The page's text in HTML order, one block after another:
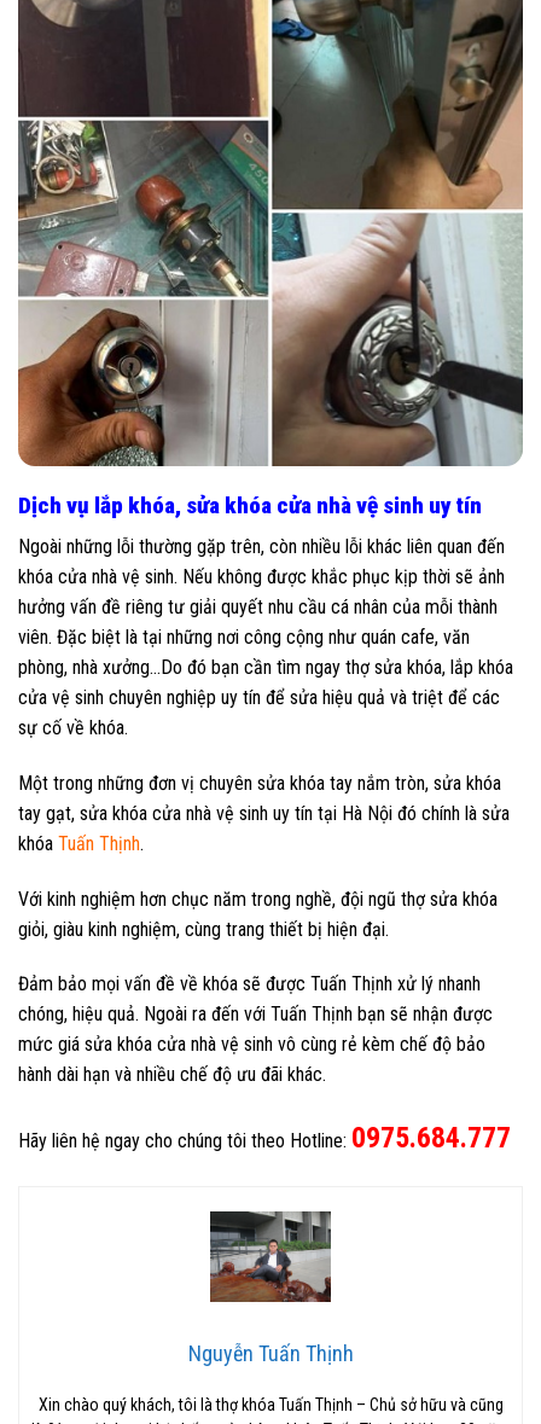
Dịch vụ lắp khóa, sửa khóa cửa nhà vệ sinh uy tín
Ngoài những lỗi thường gặp trên, còn nhiều lỗi khác liên quan đến
khóa cửa nhà vệ sinh. Nếu không được khắc phục kịp thời sẽ ảnh
hưởng vấn đề riêng tư giải quyết nhu cầu cá nhân của mỗi thành
viên. Đặc biệt là tại những nơi công cộng như quán cafe, văn
phòng, nhà xưởng…Do đó bạn cần tìm ngay thợ sửa khóa, lắp khóa
cửa vệ sinh chuyên nghiệp uy tín để sửa hiệu quả và triệt để các
sự cố về khóa.
Một trong những đơn vị chuyên sửa khóa tay nắm tròn, sửa khóa
tay gạt, sửa khóa cửa nhà vệ sinh uy tín tại Hà Nội đó chính là sửa
khóa Tuấn Thịnh.
Với kinh nghiệm hơn chục năm trong nghề, đội ngũ thợ sửa khóa
giỏi, giàu kinh nghiệm, cùng trang thiết bị hiện đại.
Đảm bảo mọi vấn đề về khóa sẽ được Tuấn Thịnh xử lý nhanh
chóng, hiệu quả. Ngoài ra đến với Tuấn Thịnh bạn sẽ nhận được
mức giá sửa khóa cửa nhà vệ sinh vô cùng rẻ kèm chế độ bảo
hành dài hạn và nhiều chế độ ưu đãi khác.
Hãy liên hệ ngay cho chúng tôi theo Hotline: 0975.684.777
Nguyễn Tuấn Thịnh
Xin chào quý khách, tôi là thợ khóa Tuấn Thịnh – Chủ sở hữu và cũng